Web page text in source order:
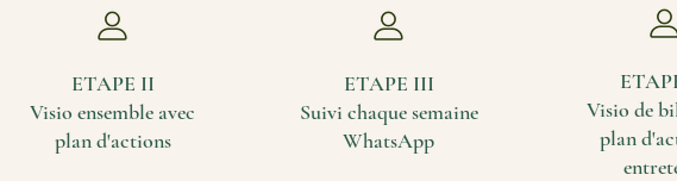
ETAPE II
Visio ensemble avec
plan d'actions
ETAPE III
Suivi chaque semaine
WhatsApp
Visio de
plan